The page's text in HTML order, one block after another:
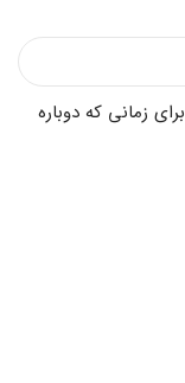
زمانی که دوباره